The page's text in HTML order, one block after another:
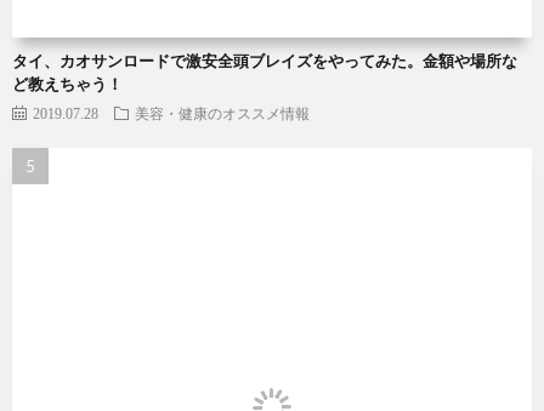
タイ、カオサンロードで激安全頭ブレイズをやってみた。金額や場所な
ど教えちゃう！
2019.07.28 美容・健康のオススメ情報